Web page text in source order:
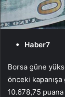
Haber7
Borsa güne
önceki
10.678,75 puana